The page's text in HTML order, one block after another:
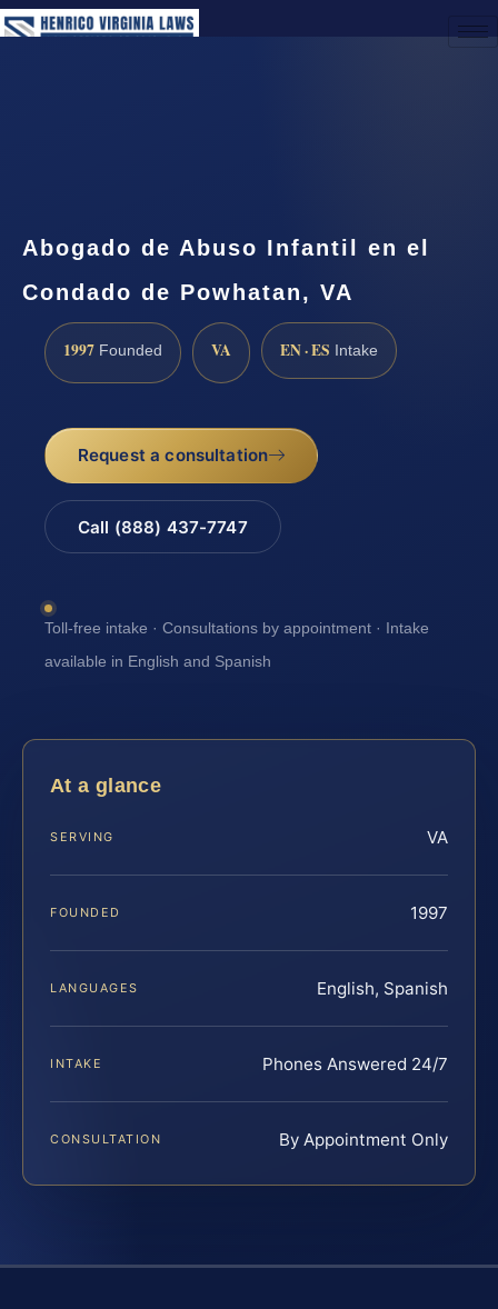
Abogado de Abuso Infantil en el
Condado de Powhatan, VA
1997 Founded VA EN · ES Intake
Request a consultation
Call (888) 437-7747
Toll-free intake · Consultations by appointment · Intake
available in English and Spanish
At a glance
SERVING VA
FOUNDED 1997
LANGUAGES English, Spanish
INTAKE Phones Answered 24/7
CONSULTATION By Appointment Only